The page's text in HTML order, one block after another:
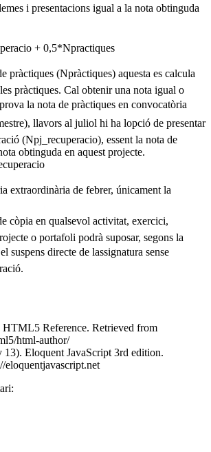
i presentacions igual a la nota obtinguda
+ 0,5*Npractiques
pràctiques (Npràctiques) aquesta es calcula
pràctiques. Cal obtenir una nota igual o
la nota de pràctiques en convocatòria
llavors al juliol hi ha lopció de presentar
(Npj_recuperacio), essent la nota de
obtinguda en aquest projecte.
extraordinària de febrer, únicament la
còpia en qualsevol activitat, exercici,
o portafoli podrà suposar, segons la
suspens directe de lassignatura sense
Reference. Retrieved from
html-author/
Eloquent JavaScript 3rd edition.
eloquentjavascript.net